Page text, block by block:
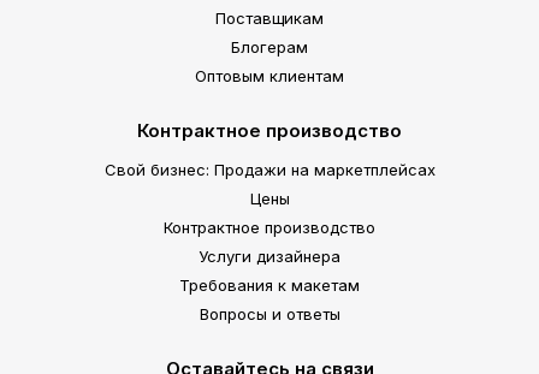
Поставщикам
Блогерам
Оптовым клиентам
Контрактное производство
Свой бизнес: Продажи на маркетплейсах
Цены
Контрактное производство
Услуги дизайнера
Требования к макетам
Вопросы и ответы
Оставайтесь на связи